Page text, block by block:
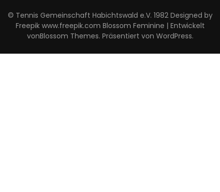
© Tennis Gemeinschaft Habichtswald e.V. 1982 Designed by
Freepik www.freepik.com Blossom Feminine | Entwickelt
vonBlossom Themes. Präsentiert von WordPress.